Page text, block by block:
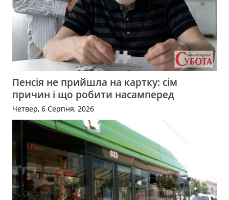
Пенсія не прийшла на картку: сім
причин і що робити насамперед
Четвер, 6 Серпня, 2026